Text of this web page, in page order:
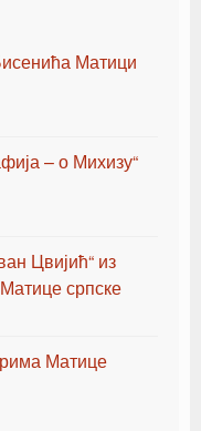
Матици
– о Михизу“
Цвијић“ из
српске
Матице